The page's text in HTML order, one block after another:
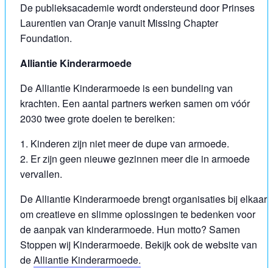
De publieksacademie wordt ondersteund door Prinses
Laurentien van Oranje vanuit Missing Chapter
Foundation.
Alliantie Kinderarmoede
De Alliantie Kinderarmoede is een bundeling van
krachten. Een aantal partners werken samen om vóór
2030 twee grote doelen te bereiken:
1. Kinderen zijn niet meer de dupe van armoede.
2. Er zijn geen nieuwe gezinnen meer die in armoede
vervallen.
De Alliantie Kinderarmoede brengt organisaties bij elkaar
om creatieve en slimme oplossingen te bedenken voor
de aanpak van kinderarmoede. Hun motto? Samen
Stoppen wij Kinderarmoede. Bekijk ook de website van
deAlliantie Kinderarmoede.